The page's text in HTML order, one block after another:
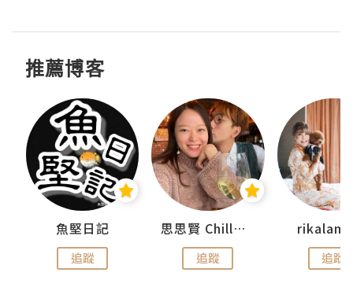
推薦博客
魚堅日記
追蹤
思思賢 ChillMyBabe
追蹤 追蹤